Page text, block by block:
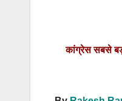
कांग्रेस सबसे